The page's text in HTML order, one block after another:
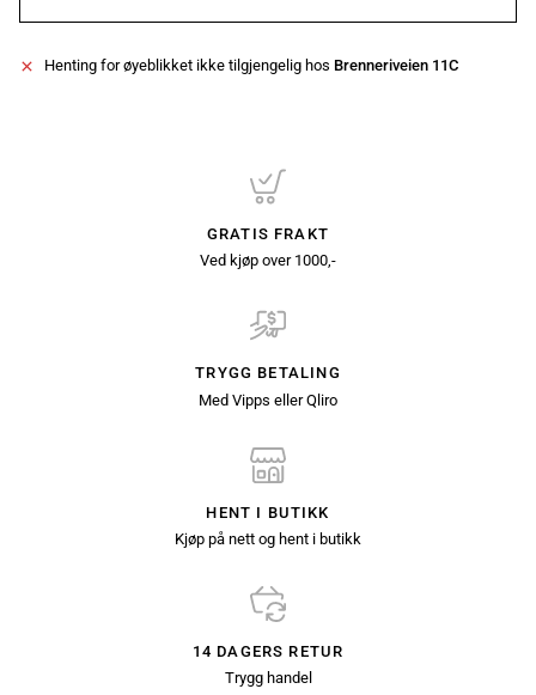
Henting for øyeblikket ikke tilgjengelig hos Brenneriveien 11C
GRATIS FRAKT
Ved kjøp over 1000,-
TRYGG BETALING
Med Vipps eller Qliro
HENT I BUTIKK
Kjøp på nett og hent i butikk
14 DAGERS RETUR
Trygg handel